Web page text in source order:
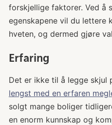
forskjellige faktorer. Ved å
egenskapene vil du lettere
hveten, og dermed gjøre
Erfaring
Det er ikke til å legge skjul
lengst med en erfaren
solgt mange boliger
en enorm kunnskap og